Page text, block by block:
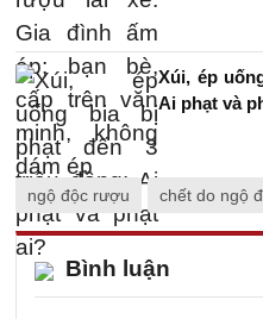
Xúi, ép
Ai phạt và
ngộ độc rượu chết do ngộ
Bình luận